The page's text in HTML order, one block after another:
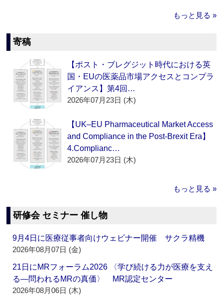
もっと見る »
寄稿
【ポスト・ブレグジット時代における英
国・EUの医薬品市場アクセスとコンプラ
イアンス】第4回…
2026年07月23日 (木)
【UK–EU Pharmaceutical Market Access
and Compliance in the Post-Brexit Era】
4.Complianc…
2026年07月23日 (木)
もっと見る »
研修会 セミナー 催し物
9月4日に医療従事者向けウェビナー開催 サクラ精機
2026年08月07日 (金)
21日にMRフォーラム2026 〈学び続ける力が医療を支え
る―問われるMRの真価〉 MR認定センター
2026年08月06日 (木)